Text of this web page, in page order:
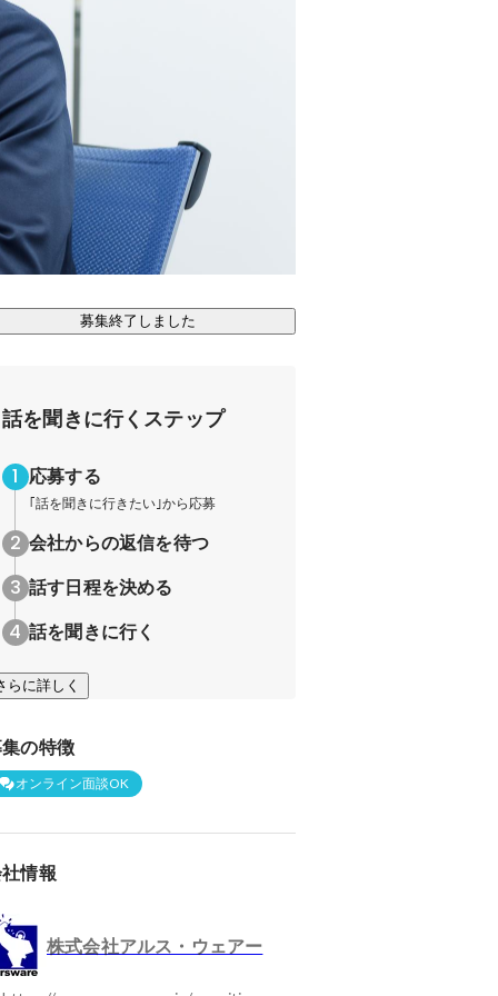
募集終了しました
話を聞きに行くステップ
応募する
｢話を聞きに行きたい｣から応募
会社からの返信を待つ
話す日程を決める
話を聞きに行く
らに詳しく
の特徴
オンライン面談OK
情報
株式会社アルス・ウェアー